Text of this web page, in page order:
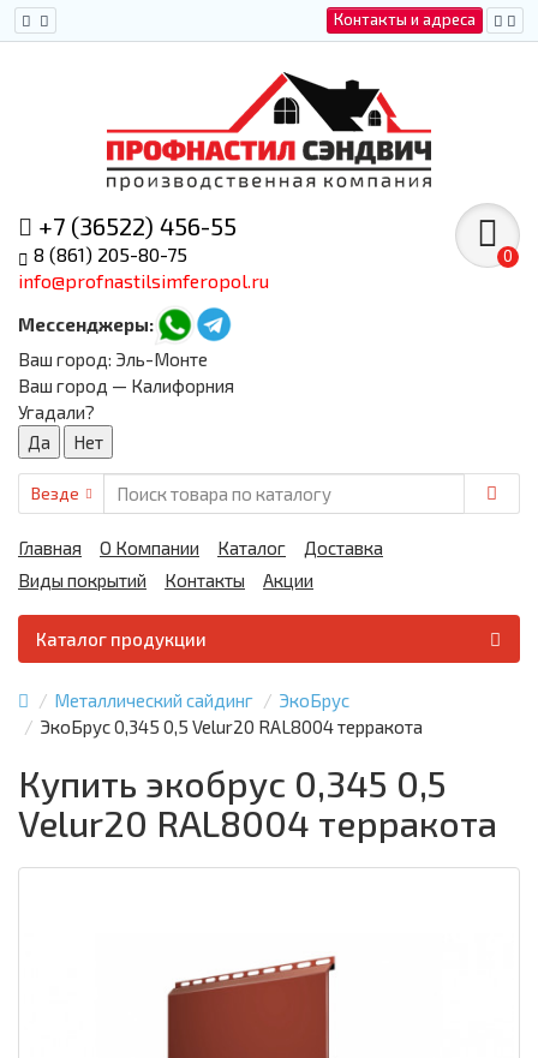
Контакты и адреса
+7 (36522) 456-55
8 (861) 205-80-75
info@profnastilsimferopol.ru
Мессенджеры:
0
Ваш город: Эль-Монте
Ваш город — Калифорния
Угадали?
Везде
Главная О Компании Каталог
Доставка
Виды покрытий
Контакты Акции
Каталог продукции
Металлический сайдинг
ЭкоБрус
ЭкоБрус 0,345 0,5 Velur20 RAL8004 терракота
Купить экобрус 0,345 0,5
Velur20 RAL8004 терракота